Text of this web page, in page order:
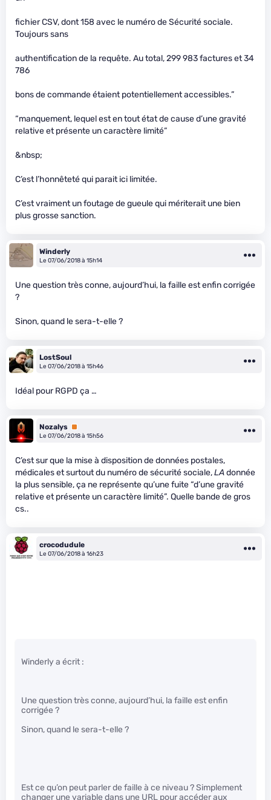
fichier CSV, dont 158 avec le numéro de Sécurité sociale.
Toujours sans
authentification de la requête. Au total, 299 983 factures et 34
786
bons de commande étaient potentiellement accessibles.”
“manquement, lequel est en tout état de cause d’une gravité
relative et présente un caractère limité”
&nbsp;
C’est l’honnêteté qui parait ici limitée.
C’est vraiment un foutage de gueule qui mériterait une bien
plus grosse sanction.
Winderly
Le 07/06/2018 à 15h14
Une question très conne, aujourd’hui, la faille est enfin corrigée
?
Sinon, quand le sera-t-elle ?
LostSoul
Le 07/06/2018 à 15h46
Idéal pour RGPD ça …
Nozalys Premium
Le 07/06/2018 à 15h56
C’est sur que la mise à disposition de données postales,
médicales et surtout du numéro de sécurité sociale,LAdonnée
la plus sensible, ça ne représente qu’une fuite “d’une gravité
relative et présente un caractère limité”. Quelle bande de gros
cs..
crocodudule
Le 07/06/2018 à 16h23
Winderly a écrit :
Une question très conne, aujourd’hui, la faille est enfin
corrigée ?
Sinon, quand le sera-t-elle ?
Est ce qu’on peut parler de faille à ce niveau ? Simplement
changer une variable dans une URL pour accéder aux